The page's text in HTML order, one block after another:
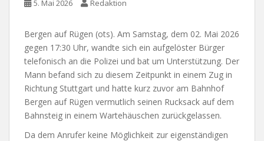
5. Mai 2026 Redaktion
Bergen auf Rügen (ots). Am Samstag, dem 02. Mai 2026
gegen 17:30 Uhr, wandte sich ein aufgelöster Bürger
telefonisch an die Polizei und bat um Unterstützung. Der
Mann befand sich zu diesem Zeitpunkt in einem Zug in
Richtung Stuttgart und hatte kurz zuvor am Bahnhof
Bergen auf Rügen vermutlich seinen Rucksack auf dem
Bahnsteig in einem Wartehäuschen zurückgelassen.
Da dem Anrufer keine Möglichkeit zur eigenständigen